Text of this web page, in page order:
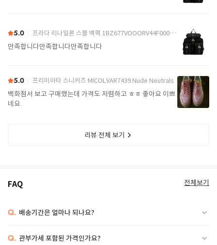
5.0 프라다 리나일론 스몰 백팩 1BZ677VOOORV44F0002 Black
만족합니다만족합니다만족합니다
5.0 프리미아타 스니커즈 MICOLVAR7439 Nude Neutrals
백화점서 보고 구매했는데 가격도 저렴하고 ㅎㅎ 좋아요 이쁘
네요
리뷰 전체 보기
FAQ 전체보기
Q. 배송기간은 얼마나 되나요?
Q. 관부가세 포함된 가격인가요?